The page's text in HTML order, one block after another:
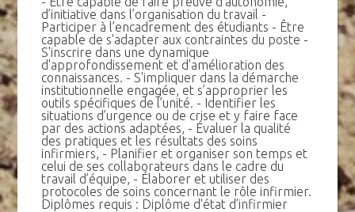
d’initiative dans l’organisation du travail -
Participer à l’encadrement des étudiants - Être
capable de s'adapter aux contraintes du poste -
S'inscrire dans une dynamique
d'approfondissement et d'amélioration des
connaissances. - S'impliquer dans la démarche
institutionnelle engagée, et s’approprier les
outils spécifiques de l’unité. - Identifier les
situations d’urgence ou de crise et y faire face
par des actions adaptées, - Évaluer la qualité
des pratiques et les résultats des soins
infirmiers, - Planifier et organiser son temps et
celui de ses collaborateurs dans le cadre du
travail d’équipe, - Élaborer et utiliser des
protocoles de soins concernant le rôle infirmier.
Diplômes requis : Diplôme d'état d’infirmier